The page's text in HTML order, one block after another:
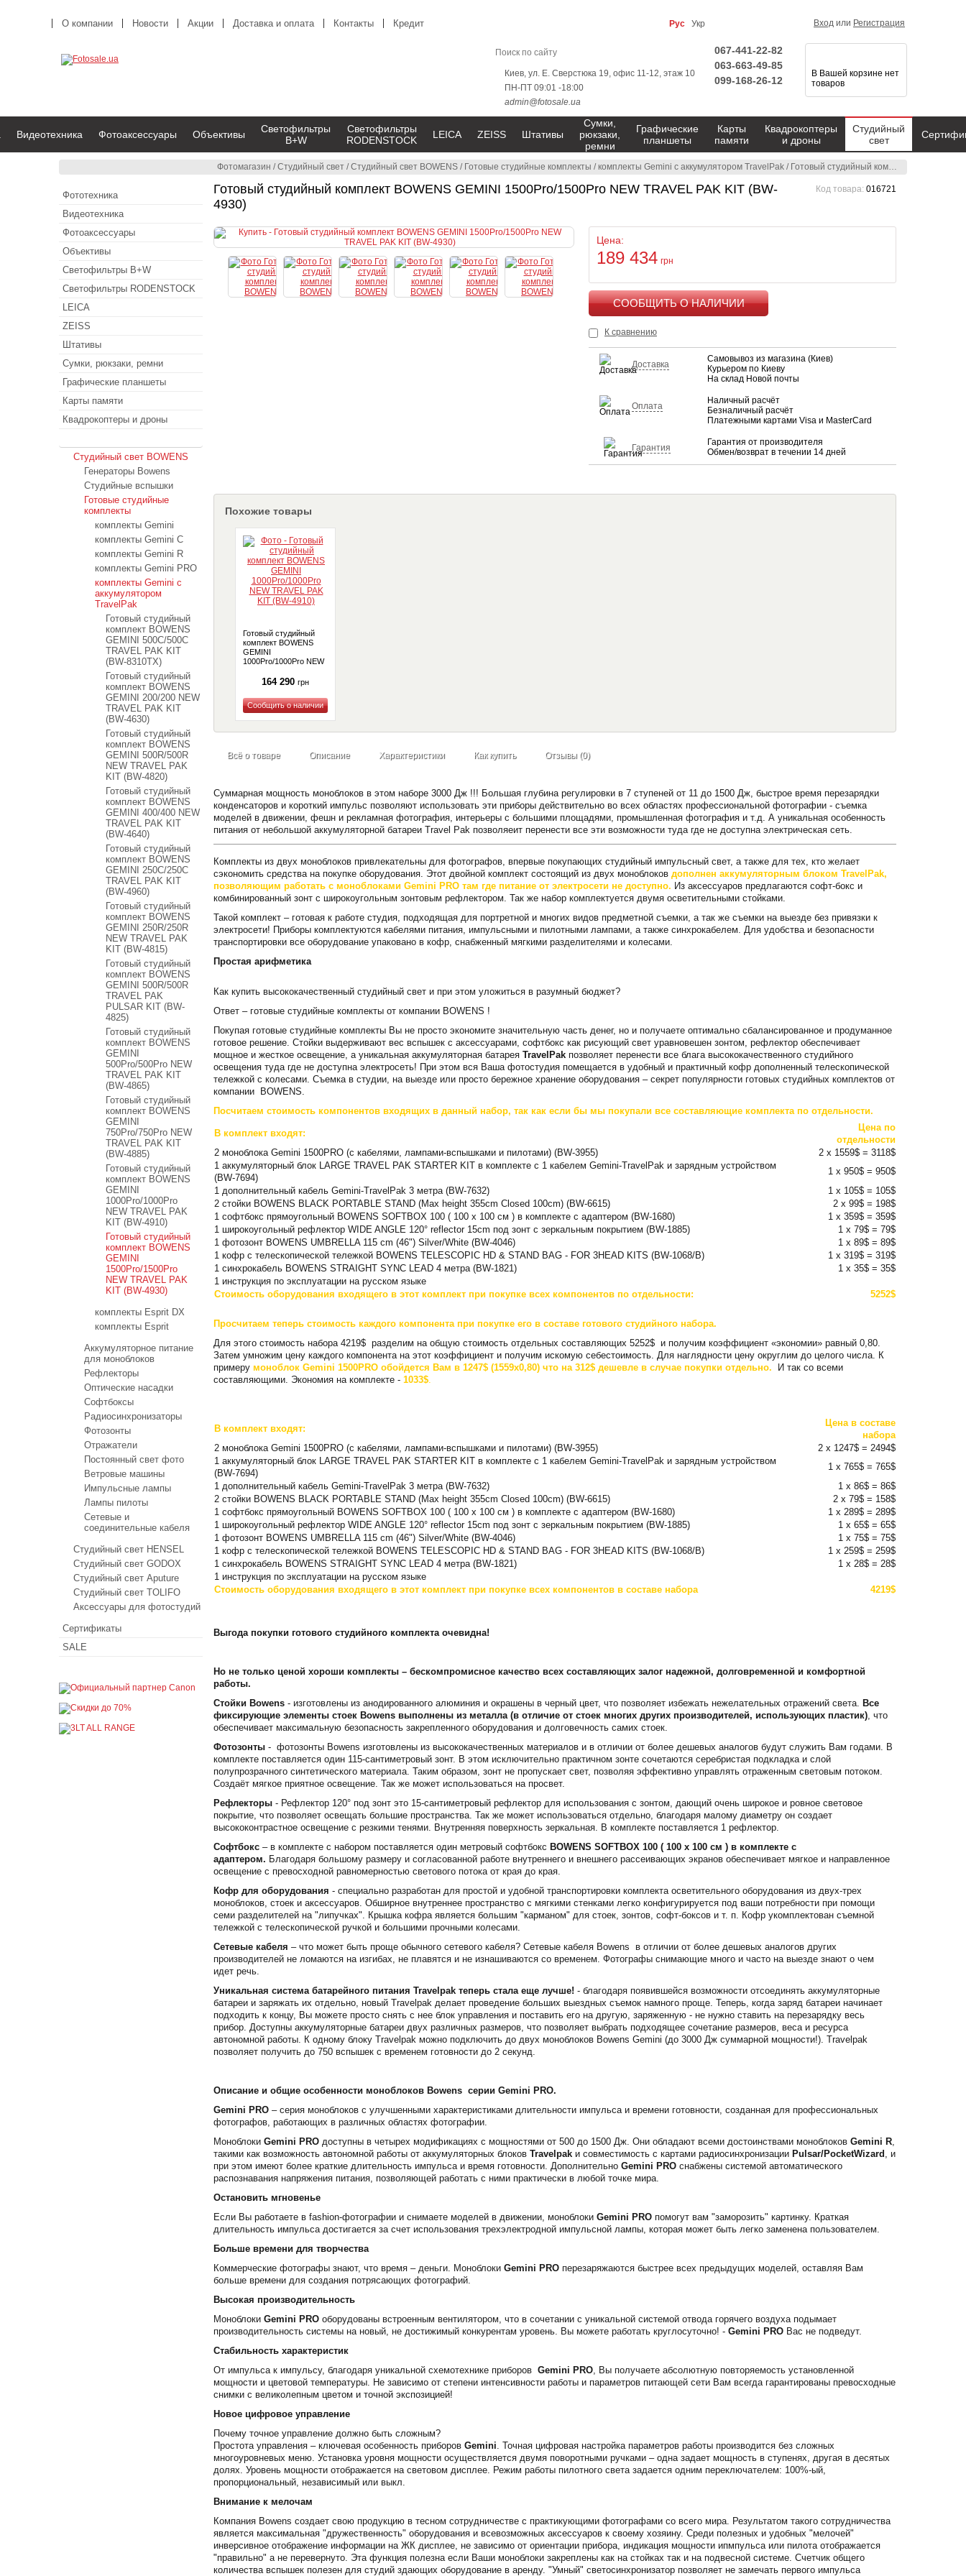
Фотомагазин /Студийный свет /Студийный свет BOWENS / Готовые студийные комплекты /комплекты Gemini с аккумулятором TravelPak / Готовый студийный комплект BOWENS GEMINI 1500Pro/1500Pro NEW TRAVEL PAK KIT (BW-4930)
Готовый студийный комплект BOWENS GEMINI 1500Pro/1500Pro NEW TRAVEL PAK KIT (BW-
4930)
Код товара: 016721
Цена:
189 434 грн
К сравнению
Доставка
Самовывоз из магазина (Киев)
Курьером по Киеву
На склад Новой почты
Оплата
Наличный расчёт
Безналичный расчёт
Платежными картами Visa и MasterCard
Гарантия
Гарантия от производителя
Обмен/возврат в течении 14 дней
Похожие товары
Готовый студийный
комплект BOWENS
GEMINI
1000Pro/1000Pro NEW
4910)164 290 грн
Купить
Всё о товаре Описание Характеристики Как купить Отзывы (0)
Суммарная мощность моноблоков в этом наборе 3000 Дж !!! Большая глубина регулировки в 7 ступеней от 11 до 1500 Дж, быстрое время перезарядки
конденсаторов и короткий импульс позволяют использовать эти приборы действительно во всех областях профессиональной фотографии - съемка
моделей в движении, фешн и рекламная фотография, интерьеры с большими площадями, промышленная фотография и т.д. А уникальная особенность
питания от небольшой аккумуляторной батареи Travel Pak позволяеит перенести все эти возможности туда где не доступна электрическая сеть.
Комплекты из двух моноблоков привлекательны для фотографов, впервые покупающих студийный импульсный свет, а также для тех, кто желает
сэкономить средства на покупке оборудования. Этот двойной комплект состоящий из двух моноблоков дополнен аккумуляторным блоком TravelPak,
позволяющим работать с моноблоками Gemini PRO там где питание от электросети не доступно. Из аксессуаров предлагаются софт-бокс и
комбинированный зонт с широкоугольным зонтовым рефлектором. Так же набор комплектуется двумя осветительными стойками.
Такой комплект – готовая к работе студия, подходящая для портретной и многих видов предметной съемки, а так же съемки на выезде без привязки к
электросети! Приборы комплектуются кабелями питания, импульсными и пилотными лампами, а также синхрокабелем. Для удобства и безопасности
транспортировки все оборудование упаковано в кофр, снабженный мягкими разделителями и колесами.
Простая арифметика
Как купить высококачественный студийный свет и при этом уложиться в разумный бюджет?
Ответ – готовые студийные комплекты от компании BOWENS !
Покупая готовые студийные комплекты Вы не просто экономите значительную часть денег, но и получаете оптимально сбалансированное и продуманное
готовое решение. Стойки выдерживают вес вспышек с аксессуарами, софтбокс как рисующий свет уравновешен зонтом, рефлектор обеспечивает
мощное и жесткое освещение, а уникальная аккумуляторная батарея TravelPak позволяет перенести все блага высококачественного студийного
освещения туда где не доступна электросеть! При этом вся Ваша фотостудия помещается в удобный и практичный кофр дополненный телескопической
тележкой с колесами. Съемка в студии, на выезде или просто бережное хранение оборудования – секрет популярности готовых студийных комплектов от
компании BOWENS.
Посчитаем стоимость компонентов входящих в данный набор, так как если бы мы покупали все составляющие комплекта по отдельности.
В комплект входят:
Цена по
отдельности
2 моноблока Gemini 1500PRO (с кабелями, лампами-вспышками и пилотами) (BW-3955)
2 x 1559$ = 3118$
1 аккумуляторный блок LARGE TRAVEL PAK STARTER KIT в комплекте с 1 кабелем Gemini-TravelPak и зарядным устройством
(BW-7694)
1 x 950$ = 950$
1 дополнительный кабель Gemini-TravelPak 3 метра (BW-7632)
1 x 105$ = 105$
2 стойки BOWENS BLACK PORTABLE STAND (Max height 355cm Closed 100cm) (BW-6615)
2 x 99$ = 198$
1 софтбокс прямоугольный BOWENS SOFTBOX 100 ( 100 x 100 см ) в комплекте с адаптером (BW-1680)
1 x 359$ = 359$
1 широкоугольный рефлектор WIDE ANGLE 120° reflector 15cm под зонт с зеркальным покрытием (BW-1885)
1 x 79$ = 79$
1 фотозонт BOWENS UMBRELLA 115 cm (46") Silver/White (BW-4046)
1 x 89$ = 89$
1 кофр c телескопической тележкой BOWENS TELESCOPIC HD & STAND BAG - FOR 3HEAD KITS (BW-1068/B)
1 x 319$ = 319$
1 синхрокабель BOWENS STRAIGHT SYNC LEAD 4 метра (BW-1821)
1 x 35$ = 35$
1 инструкция по эксплуатации на русском языке
Стоимость оборудования входящего в этот комплект при покупке всех компонентов по отдельности:
5252$
Просчитаем теперь стоимость каждого компонента при покупке его в составе готового студийного набора.
Для этого стоимость набора 4219$ разделим на общую стоимость отдельных составляющих 5252$ и получим коэффициент «экономии» равный 0,80.
Затем умножим цену каждого компонента на этот коэффициент и получим искомую себестоимость. Для наглядности цену округлим до целого числа. К
примеру моноблок Gemini 1500PRO обойдется Вам в 1247$ (1559x0,80) что на 312$ дешевле в случае покупки отдельно.
И так со всеми
составляющими. Экономия на комплекте - 1033$
В комплект входят:
Цена в составе
набора
2 моноблока Gemini 1500PRO (с кабелями, лампами-вспышками и пилотами) (BW-3955)
2 x 1247$ = 2494$
1 аккумуляторный блок LARGE TRAVEL PAK STARTER KIT в комплекте с 1 кабелем Gemini-TravelPak и зарядным устройством
(BW-7694)
1 x 765$ = 765$
1 дополнительный кабель Gemini-TravelPak 3 метра (BW-7632)
1 x 86$ = 86$
2 стойки BOWENS BLACK PORTABLE STAND (Max height 355cm Closed 100cm) (BW-6615)
2 x 79$ = 158$
1 софтбокс прямоугольный BOWENS SOFTBOX 100 ( 100 x 100 см ) в комплекте с адаптером (BW-1680)
1 x 289$ = 289$
1 широкоугольный рефлектор WIDE ANGLE 120° reflector 15cm под зонт с зеркальным покрытием (BW-1885)
1 x 65$ = 65$
1 фотозонт BOWENS UMBRELLA 115 cm (46") Silver/White (BW-4046)
1 x 75$ = 75$
1 кофр c телескопической тележкой BOWENS TELESCOPIC HD & STAND BAG - FOR 3HEAD KITS (BW-1068/B)
1 x 259$ = 259$
1 синхрокабель BOWENS STRAIGHT SYNC LEAD 4 метра (BW-1821)
1 x 28$ = 28$
1 инструкция по эксплуатации на русском языке
Стоимость оборудования входящего в этот комплект при покупке всех компонентов в составе набора
4219$
Выгода покупки готового студийного комплекта очевидна!
Но не только ценой хороши комплекты – бескомпромисное качество всех составляющих залог надежной, долговременной и комфортной
работы.
Стойки Bowens - изготовлены из анодированного алюминия и окрашены в черный цвет, что позволяет избежать нежелательных отражений света. Все
фиксирующие элементы стоек Bowens выполнены из металла (в отличие от стоек многих других производителей, использующих пластик) , что
обеспечивает максимальную безопасность закрепленного оборудования и долговечность самих стоек.
Фотозонты - фотозонты Bowens изготовлены из высококачественных материалов и в отличии от более дешевых аналогов будут служить Вам годами. В
комплекте поставляется один 115-сантиметровый зонт. В этом исключительно практичном зонте сочетаются серебристая подкладка и слой
полупрозрачного синтетического материала. Таким образом, зонт не пропускает свет, позволяя эффективно управлять отраженным световым потоком.
Создаёт мягкое приятное освещение. Так же может использоваться на просвет.
Рефлекторы - Рефлектор 120° под зонт это 15-сантиметровый рефлектор для использования с зонтом, дающий очень широкое и ровное световое
покрытие, что позволяет освещать большие пространства. Так же может использоваться отдельно, благодаря малому диаметру он создает
высококонтрастное освещение с резкими тенями. Внутренняя поверхность зеркальная. В комплекте поставляется 1 рефлектор.
Софтбокс – в комплекте с набором поставляется один метровый софтбокс BOWENS SOFTBOX 100 ( 100 x 100 см ) в комплекте с
адаптером. Благодаря большому размеру и согласованной работе внутреннего и внешнего рассеивающих экранов обеспечивает мягкое и направленное
освещение с превосходной равномерностью светового потока от края до края.
Кофр для оборудования - специально разработан для простой и удобной транспортировки комплекта осветительного оборудования из двух-трех
моноблоков, стоек и аксессуаров. Обширное внутреннее пространство с мягкими стенками легко конфигурируется под ваши потребности при помощи
семи разделителей на "липучках". Крышка кофра является большим "карманом" для стоек, зонтов, софт-боксов и т. п. Кофр укомплектован съемной
тележкой с телескопической ручкой и большими прочными колесами.
Сетевые кабеля – что может быть проще обычного сетевого кабеля? Сетевые кабеля Bowens в отличии от более дешевых аналогов других
производителей не ломаются на изгибах, не плавятся и не изнашиваются со временем. Фотографы снимающие много и часто на выезде знают о чем
идет речь.
Уникальная система батарейного питания Travelpak теперь стала еще лучше! - благодаря появившейся возможности отсоединять аккумуляторные
батареи и заряжать их отдельно, новый Travelpak делает проведение больших выездных съемок намного проще. Теперь, когда заряд батареи начинает
подходить к концу, Вы можете просто снять с нее блок управления и поставить его на другую, заряженную - не нужно ставить на перезарядку весь
прибор. Доступны аккумуляторные батареи двух различных размеров, что позволяет выбрать подходящее сочетание размеров, веса и ресурса
автономной работы. К одному блоку Travelpak можно подключить до двух моноблоков Bowens Gemini (до 3000 Дж суммарной мощности!). Travelpak
позволяет получить до 750 вспышек с временем готовности до 2 секунд.
Описание и общие особенности моноблоков Bowens серии Gemini PRO.
Gemini PRO – серия моноблоков с улучшенными характеристиками длительности импульса и времени готовности, созданная для профессиональных
фотографов, работающих в различных областях фотографии.
Моноблоки Gemini PRO доступны в четырех модификациях с мощностями от 500 до 1500 Дж. Они обладают всеми достоинствами моноблоков Gemini R
такими как возможность автономной работы от аккумуляторных блоков Travelpak и совместимость с картами радиосинхронизации Pulsar/PocketWizard , и
при этом имеют более краткие длительность импульса и время готовности. Дополнительно Gemini PRO снабжены системой автоматического
распознавания напряжения питания, позволяющей работать с ними практически в любой точке мира.
Остановить мгновенье
Если Вы работаете в fashion-фотографии и снимаете моделей в движении, моноблоки Gemini PRO помогут вам "заморозить" картинку. Краткая
длительность импульса достигается за счет использования трехэлектродной импульсной лампы, которая может быть легко заменена пользователем.
Больше времени для творчества
Коммерческие фотографы знают, что время – деньги. Моноблоки Gemini PRO перезаряжаются быстрее всех предыдущих моделей, оставляя Вам
больше времени для создания потрясающих фотографий.
Высокая производительность
Моноблоки Gemini PRO оборудованы встроенным вентилятором, что в сочетании с уникальной системой отвода горячего воздуха подымает
производительность системы на новый, не достижимый конкурентам уровень. Вы можете работать круглосуточно! - Gemini PRO Вас не подведут.
Стабильность характеристик
От импульса к импульсу, благодаря уникальной схемотехнике приборов Gemini PRO , Вы получаете абсолютную повторяемость установленной
мощности и цветовой температуры. Не зависимо от степени интенсивности работы и параметров питающей сети Вам всегда гарантированы превосходные
снимки с великолепным цветом и точной экспозицией!
Новое цифровое управление
Почему точное управление должно быть сложным?
Простота управления – ключевая особенность приборов Gemini . Точная цифровая настройка параметров работы производится без сложных
многоуровневых меню. Установка уровня мощности осуществляется двумя поворотными ручками – одна задает мощность в ступенях, другая в десятых
долях. Уровень мощности отображается на световом дисплее. Режим работы пилотного света задается одним переключателем: 100%-ый,
пропорциональный, независимый или выкл.
Внимание к мелочам
Компания Bowens создает свою продукцию в тесном сотрудничестве с практикующими фотографами со всего мира. Результатом такого сотрудничества
является максимальная "дружественность" оборудования и всевозможных аксессуаров к своему хозяину. Среди полезных и удобных "мелочей"
инверсивное отображение информации на ЖК дисплее, не зависимо от ориентации прибора, индикация мощности ипмпульса или пилота отображается
"правильно" а не перевернуто. Эта функция полезна если Ваши моноблоки закреплены как на стойках так и на подвесной системе. Счетчик общего
количества вспышек полезен для студий здающих оборудование в аренду. "Умный" светосинхронизатор позволяет не замечать первого импульса
О компании Новости Акции Доставка и оплата Контакты Кредит Рус Укр Вход или Регистрация
Киев, ул. Е. Сверстюка 19, офис 11-12, этаж 10
ПН-ПТ 09:01 -18:00
admin@fotosale.ua
067-441-22-82
063-663-49-85
099-168-26-12
В Вашей корзине нет
товаров
Видеотехника Фотоаксессуары Объективы
Светофильтры
B+W
Светофильтры
RODENSTOCK
LEICA ZEISS Штативы
Сумки,
рюкзаки,
ремни
Графические
планшеты
Карты
памяти
Квадрокоптеры
и дроны
Студийный
свет
Фототехника
Видеотехника
Фотоаксессуары
Объективы
Светофильтры B+W
Светофильтры RODENSTOCK
LEICA
ZEISS
Штативы
Сумки, рюкзаки, ремни
Графические планшеты
Карты памяти
Квадрокоптеры и дроны
Студийный свет BOWENS
Генераторы Bowens
Студийные вспышки
Готовые студийные
комплекты
комплекты Gemini
комплекты Gemini C
комплекты Gemini R
комплекты Gemini PRO
комплекты Gemini с
аккумулятором
TravelPak
Готовый студийный
комплект BOWENS
GEMINI 500C/500C
TRAVEL PAK KIT
(BW-8310TX)
Готовый студийный
комплект BOWENS
GEMINI 200/200 NEW
TRAVEL PAK KIT
(BW-4630)
Готовый студийный
комплект BOWENS
GEMINI 500R/500R
NEW TRAVEL PAK
KIT (BW-4820)
Готовый студийный
комплект BOWENS
GEMINI 400/400 NEW
TRAVEL PAK KIT
(BW-4640)
Готовый студийный
комплект BOWENS
GEMINI 250C/250C
TRAVEL PAK KIT
(BW-4960)
Готовый студийный
комплект BOWENS
GEMINI 250R/250R
NEW TRAVEL PAK
KIT (BW-4815)
Готовый студийный
комплект BOWENS
GEMINI 500R/500R
TRAVEL PAK
PULSAR KIT (BW-
4825)
Готовый студийный
комплект BOWENS
GEMINI
500Pro/500Pro NEW
TRAVEL PAK KIT
(BW-4865)
Готовый студийный
комплект BOWENS
GEMINI
750Pro/750Pro NEW
TRAVEL PAK KIT
(BW-4885)
Готовый студийный
комплект BOWENS
GEMINI
1000Pro/1000Pro
NEW TRAVEL PAK
KIT (BW-4910)
Готовый студийный
комплект BOWENS
GEMINI
1500Pro/1500Pro
NEW TRAVEL PAK
KIT (BW-4930)
комплекты Esprit DX
комплекты Esprit
Аккумуляторное питание
для моноблоков
Рефлекторы
Оптические насадки
Софтбоксы
Радиосинхронизаторы
Фотозонты
Отражатели
Постоянный свет фото
Ветровые машины
Импульсные лампы
Лампы пилоты
Сетевые и
соединительные кабеля
Студийный свет HENSEL
Студийный свет GODOX
Студийный свет Aputure
Студийный свет TOLIFO
Аксессуары для фотостудий
Сертификаты
SALE